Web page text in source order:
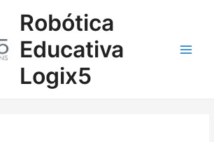
Robótica
Educativa
Logix5